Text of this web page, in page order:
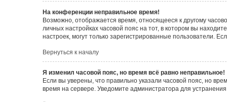
На конференции неправильное время!
Возможно, отображается время, относящееся к другому
личных настройках часовой пояс на тот, в котором вы
настроек, могут только зарегистрированные пользователи.
Вернуться к началу
Я изменил часовой пояс, но время всё равно неправильное!
Если вы уверены, что правильно указали часовой пояс, но
время на сервере. Уведомите администратора для